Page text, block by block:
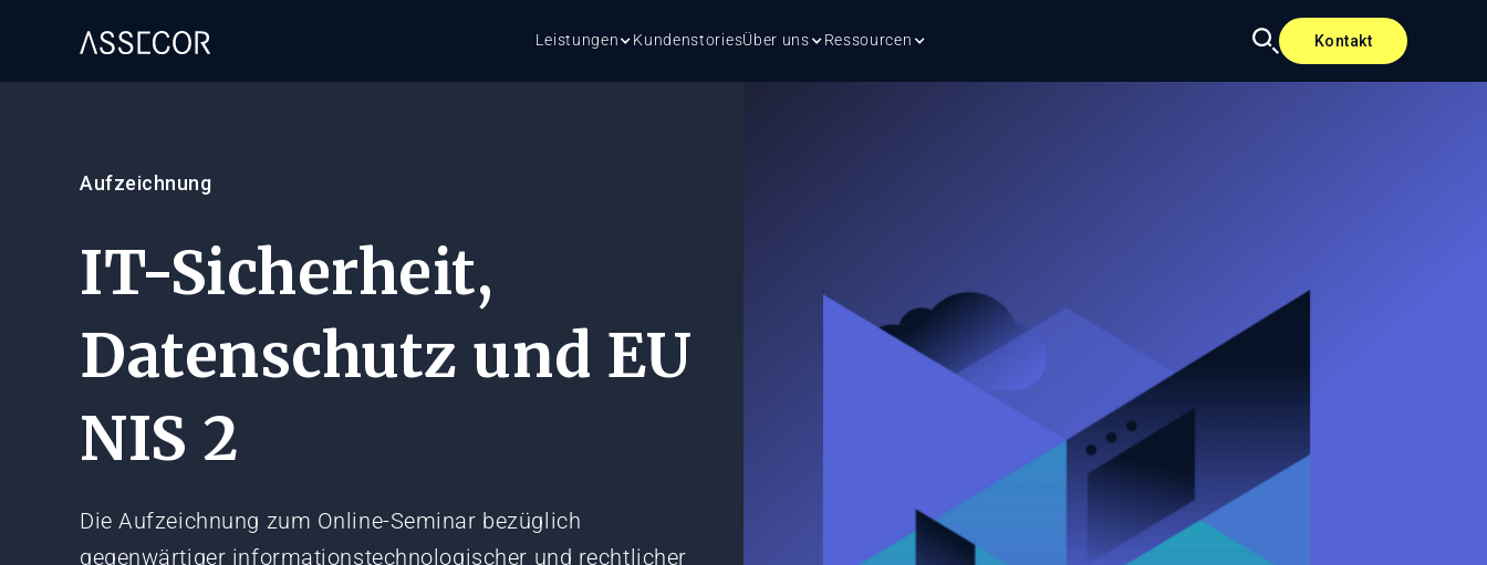
Kontakt
Leistungen KundenstoriesÜber uns Ressourcen
Aufzeichnung
IT-Sicherheit,
Datenschutz und EU
NIS 2
Die Aufzeichnung zum Online-Seminar bezüglich
gegenwärtiger informationstechnologischer und rechtlicher